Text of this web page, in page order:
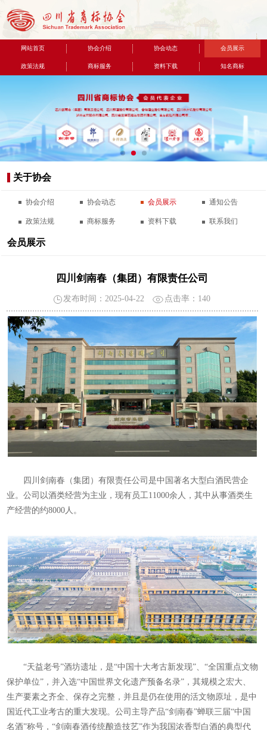
网站首页 协会介绍 协会动态 会员展示
政策法规 商标服务 资料下载 知名商标
关于协会
协会介绍 协会动态 会员展示 通知公告
政策法规 商标服务 资料下载 联系我们
会员展示
四川剑南春（集团）有限责任公司
发布时间：2025-04-22 点击率： 140
四川剑南春（集团）有限责任公司是中国著名大型白酒民营企
业。公司以酒类经营为主业，现有员工11000余人，其中从事酒类生
产经营的约8000人。
“天益老号”酒坊遗址，是“中国十大考古新发现”、“全国重点文物
保护单位”，并入选“中国世界文化遗产预备名录”，其规模之宏大、
生产要素之齐全、保存之完整，并且是仍在使用的活文物原址，是中
国近代工业考古的重大发现。公司主导产品“剑南春”蝉联三届“中国
名酒”称号，“剑南春酒传统酿造技艺”作为我国浓香型白酒的典型代